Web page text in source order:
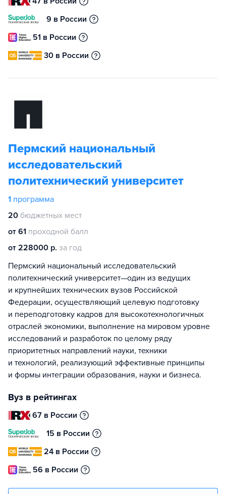
9 в России
51 в России
30 в России
Пермский национальный
исследовательский
политехнический университет
1 программа
20 бюджетных мест
от 61 проходной балл
от 228000 р. за год
Пермский национальный исследовательский
политехнический университет—один из ведущих
и крупнейших технических вузов Российской
Федерации, осуществляющий целевую подготовку
и переподготовку кадров для высокотехнологичных
отраслей экономики, выполнение на мировом уровне
исследований и разработок по целому ряду
приоритетных направлений науки, техники
и технологий, реализующий эффективные принципы
и формы интеграции образования, науки и бизнеса.
Вуз в рейтингах
67 в России
15 в России
24 в России
56 в России